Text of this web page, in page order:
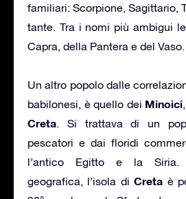
familiari: Scorpione, Sagittario,
tante. Tra i nomi più ambigui
Capra, della Pantera e del Vaso.
Un altro popolo dalle
babilonesi, è quello dei Minoici
Creta. Si trattava di un
pescatori e dai floridi
l’antico Egitto e la Siria.
geografica, l’isola diCreta è